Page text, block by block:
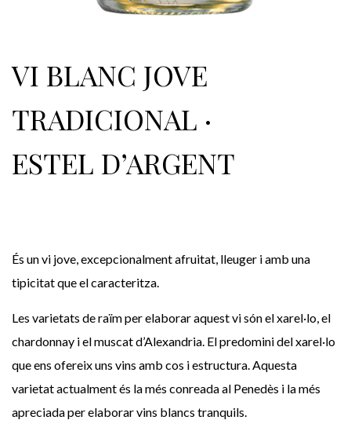
VI BLANC JOVE
TRADICIONAL ·
ESTEL D’ARGENT
És un vi jove, excepcionalment afruitat, lleuger i amb una
tipicitat que el caracteritza.
Les varietats de raïm per elaborar aquest vi són el xarel·lo, el
chardonnay i el muscat d’Alexandria. El predomini del xarel·lo
que ens ofereix uns vins amb cos i estructura. Aquesta
varietat actualment és la més conreada al Penedès i la més
apreciada per elaborar vins blancs tranquils.